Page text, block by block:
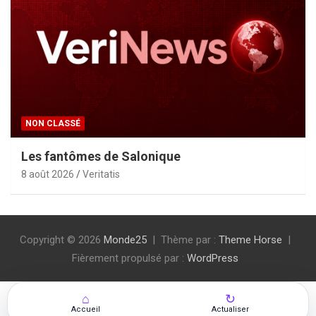
NON CLASSÉ
Les fantômes de Salonique
8 août 2026 Veritatis
Copyright © 2026 Monde25 Thème par : Theme Horse
Fièrement propulsé par : WordPress
⌂
Accueil
↻
Actualiser